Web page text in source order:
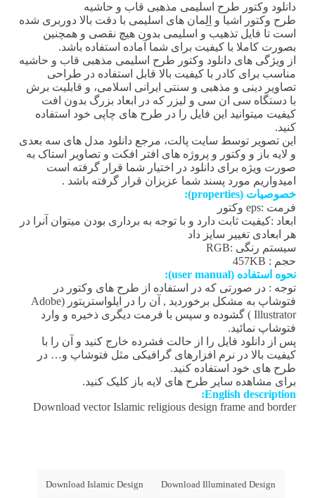
دانلود وکتور طرح اسلیمی مذهبی قاب و حاشیه
طرح وکتور اشیا و اِلِمان های اسلیمی با دقت بالا دوربری شده
است تا فایل تذهیب و اسلیمی بدون هیچ نقصی و همچنین
بصورت کاملا با کیفیت برای شما آماده استفاده باشد.
از ویژگی های دانلود وکتور طرح اسلیمی مذهبی قاب و حاشیه
مناسب برای کادر با کیفیت بالا قابل استفاده در طراحی
تصاویر دینی و مذهبی و سنتی ایرانی اسلامی، و قابلیت برش
با دستگاه سی ان سی و لیزر که در ابعاد بزرگ بدون افت
کیفیت میتوانید این فایل را در طرح های چاپی خود استفاده
کنید.
این تصویر توسط سایت پالت، مرجع دانلود مدل های سه بعدی
و لایه باز و وکتور و پروژه های افتر افکت و تصاویر استاک به
صورت ویژه برای دانلود در اختیار شما قرار گرفته است
امیدواریم مورد پسند شما عزیزان قرار گرفته باشد .
خصوصیات (properties):
فرمت :eps وکتور
ابعاد :کیفیت ثابت دارد و با توجه به برداری بودن میتوان آنرا در
هر ابعادی تغییر سایز داد
سیستم رنگی :RGB
حجم : 457KB
نحوه استفاده (user manual):
توجه : در صورتی که در استفاده از طرح های وکتور در
فتوشاپ به مشکل برخوردید , آن را در ایلواستریتور (Adobe
Illustrator ) گشوده و سپس با فرمت دیگری ذخیره و وارد
فتوشاپ نمائید.
پس از دانلود فایل را از حالت فشرده خارج کنید و آن را با
کیفیت بالا در نرم افزارهای گرافیکی مثل فتوشاپ و… در
طرح های خود استفاده کنید.
برای مشاهده سایر طرح های لایه باز کلیک کنید.
English description:
Download vector Islamic religious design frame and border
Download Illuminated Design
Download Islamic Design